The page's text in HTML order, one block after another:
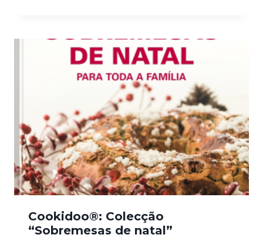
Cookidoo®: Colecção
“Sobremesas de natal”